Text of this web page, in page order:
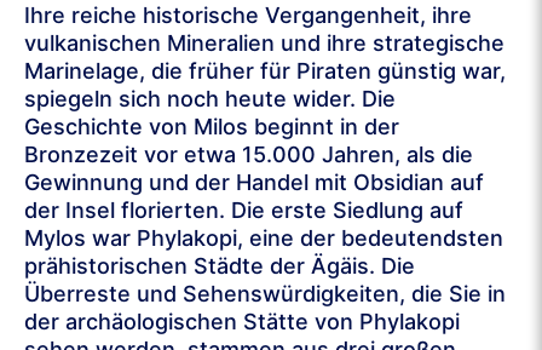
Ihre reiche historische Vergangenheit, ihre
vulkanischen Mineralien und ihre strategische
Marinelage, die früher für Piraten günstig war,
spiegeln sich noch heute wider. Die
Geschichte von Milos beginnt in der
Bronzezeit vor etwa 15.000 Jahren, als die
Gewinnung und der Handel mit Obsidian auf
der Insel florierten. Die erste Siedlung auf
Mylos war Phylakopi, eine der bedeutendsten
prähistorischen Städte der Ägäis. Die
Überreste und Sehenswürdigkeiten, die Sie in
der archäologischen Stätte von Phylakopi